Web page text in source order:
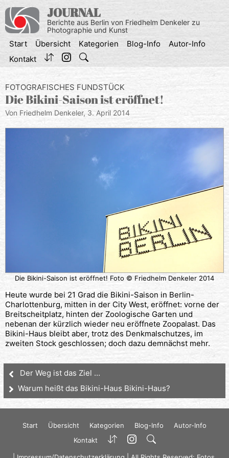
Inhalt
springen
JOURNAL
Berichte aus Berlin von Friedhelm Denkeler zu
Photographie und Kunst
Start Übersicht Kategorien Blog-Info
Autor-Info
Kontakt
FOTOGRAFISCHES FUNDSTÜCK
Die Bikini-Saison ist eröffnet!
Von Friedhelm Denkeler, 3. April 2014
Die Bikini-Saison ist eröffnet! Foto © Friedhelm Denkeler 2014
Heute wurde bei 21 Grad die Bikini-Saison in Berlin-
Charlottenburg, mitten in der City West, eröffnet: vorne der
Breitscheitplatz, hinten der Zoologische Garten und
nebenan der kürzlich wieder neu eröffnete Zoopalast. Das
Bikini-Haus bleibt aber, trotz des Denkmalschutzes, im
zweiten Stock geschlossen; doch dazu demnächst mehr.
Der Weg ist das Ziel …
Warum heißt das Bikini-Haus Bikini-Haus?
Start Übersicht Kategorien Blog-Info
Autor-Info
Kontakt